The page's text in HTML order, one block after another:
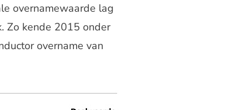
overnamewaarde lag
Zo kende 2015 onder
overname van